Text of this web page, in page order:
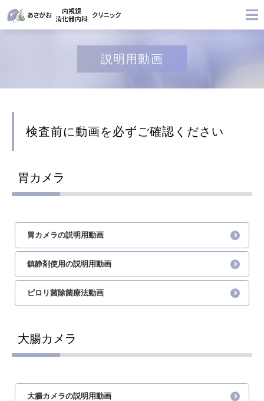
説明用動画
検査前に動画を必ずご確認ください
胃カメラ
胃カメラの説明用動画
鎮静剤使用の説明用動画
ピロリ菌除菌療法動画
大腸カメラ
大腸カメラの説明用動画